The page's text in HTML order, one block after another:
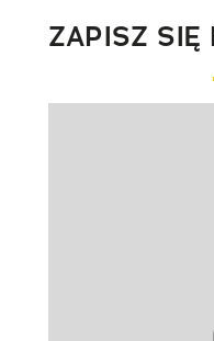
ZAPISZ SIĘ